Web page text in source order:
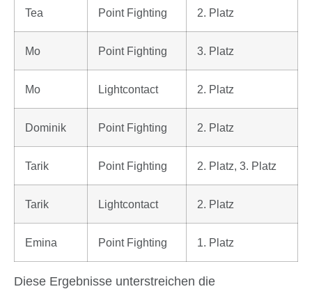
Tea Point Fighting 2. Platz
Mo Point Fighting 3. Platz
Mo Lightcontact 2. Platz
Dominik Point Fighting 2. Platz
Tarik Point Fighting 2. Platz, 3. Platz
Tarik Lightcontact 2. Platz
Emina Point Fighting 1. Platz
Diese Ergebnisse unterstreichen die